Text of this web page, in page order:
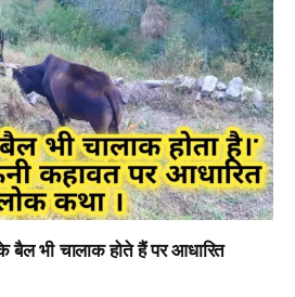
बैल भी चालाक होते हैं पर आधारित